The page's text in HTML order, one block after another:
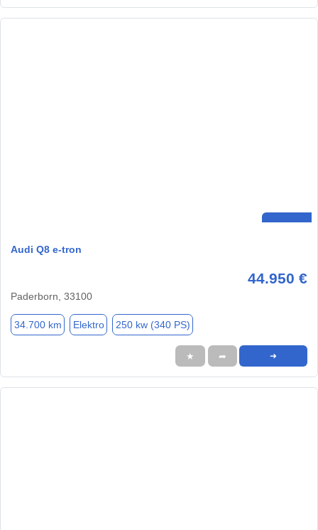
Audi Q8 e-tron
44.950 €
Paderborn, 33100
34.700 km Elektro 250 kw (340 PS)
★ ➦ ➜